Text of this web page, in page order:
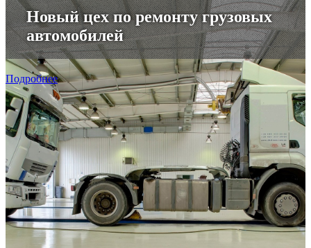
Новый цех по ремонту грузовых
автомобилей
Подробнее